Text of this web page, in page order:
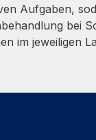
Aufgaben,
bei
im jeweiligen